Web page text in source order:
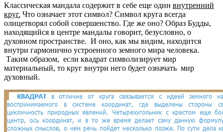
Классическая мандала содержит в себе еще один внутренний
круг. Что означает этот символ? Символ круга всегда
олицетворял собой совершенство. Где же оно? Образ Будды,
находящийся в центре мандалы говорит, безусловно, о
духовном пространстве. И оно, как мы видим, находится
внутри гармонично устроенного земного мира человека.
Таким образом, если квадрат символизирует мир
материальный, то круг внутри него будет означать мир
духовный.